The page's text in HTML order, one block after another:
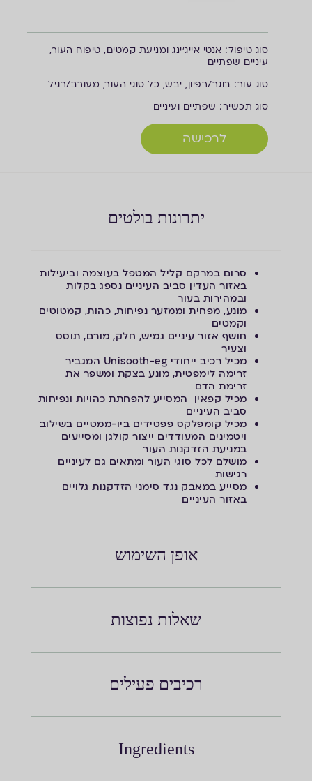
סוג טיפול: אנטי אייג'ינג ומניעת קמטים, טיפוח העור,
עיניים שפתיים
סוג עור: בוגר/רפיון, יבש, כל סוגי העור, מעורב/רגיל
סוג תכשיר: שפתיים ועיניים
לרכישה
יתרונות בולטים
אופן השימוש
שאלות נפוצות
רכיבים פעילים
Ingredients
סרום במרקם קליל המטפל בעוצמה וביעילות
באזור העדין סביב העיניים נספג בקלות
ובמהירות בעור
מונע, מפחית וממזער נפיחות, כהות, קמטוטים
וקמטים
חושף אזור עיניים גמיש, חלק, מורם, תוסס
וצעיר
מכיל רכיב ייחודי Unisooth-eg המגביר
זרימה לימפטית, מונע בצקת ומשפר את
זרימת הדם
מכיל קפאין המסייע להפחתת כהויות ונפיחות
סביב העיניים
מכיל קומפלקס פפטידים ביו-ממטיים בשילוב
ויטמינים המעודדים ייצור קולגן ומסייעים
במניעת הזדקנות העור
מושלם לכל סוגי העור ומתאים גם לעיניים
רגישות
מסייע במאבק נגד סימני הזדקנות גלויים
באזור העיניים